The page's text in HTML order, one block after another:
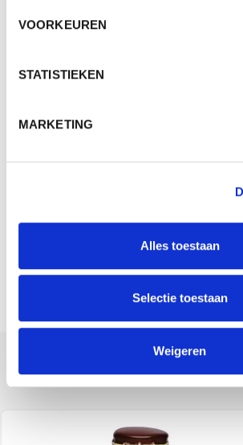
VOORKEUREN
STATISTIEKEN
MARKETING
Alles toestaan
Selectie toestaan
Weigeren
M131021 - MINI DUCK KEYCHAIN COOK
Whitelabel (PDF)
VERWANTE